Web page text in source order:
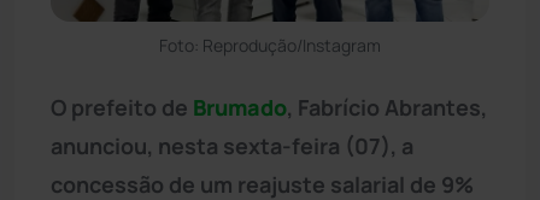
Foto: Reprodução/Instagram
O prefeito de Brumado, Fabrício Abrantes,
anunciou, nesta sexta-feira (07), a
concessão de um reajuste salarial de 9%